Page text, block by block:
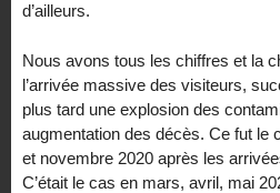
d’ailleurs.
Nous avons tous les chiffres et la
l’arrivée massive des visiteurs,
plus tard une explosion des
augmentation des décès. Ce fut le
et novembre 2020 après les
C’était le cas en mars, avril, mai